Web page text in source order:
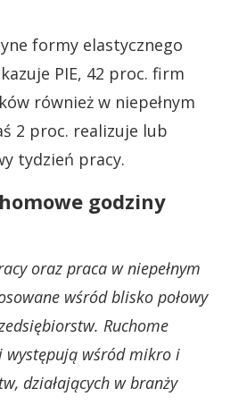
formy elastycznego
PIE, 42 proc. firm
również w niepełnym
2 proc. realizuje lub
tydzień pracy.
godziny
oraz praca w niepełnym
wśród blisko połowy
Ruchome
występują wśród mikro i
działających w branży